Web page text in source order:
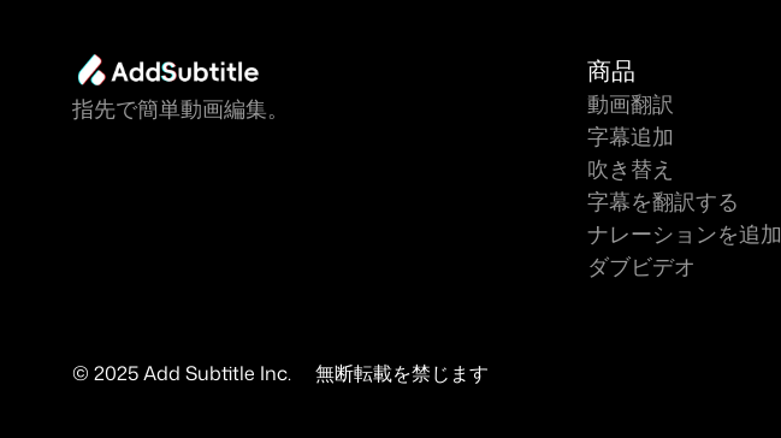
指先で簡単動画編集。
商品
動画翻訳
字幕追加
吹き替え
字幕を翻訳する
ナレーションを追加
ダブビデオ
© 2025 Add Subtitle Inc.     無断転載を禁じます